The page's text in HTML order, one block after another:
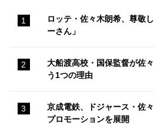
ロッテ・佐々木朗希、尊敬
ーさん」
大船渡高校・国保監督が佐
う1つの理由
京成電鉄、ドジャース・佐
プロモーションを展開